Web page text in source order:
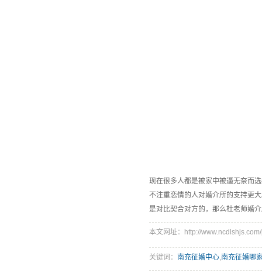
现在很多人都是被家中被逼无奈而
不注重恋情的人对婚介所的支持更
是对比契合对方的，那么杜老师婚
本文网址：http://
关键词： 南充征婚中心,南充征婚哪